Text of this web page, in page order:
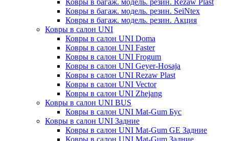
Ковры в багаж. модель. резин. Rezaw Plast
Ковры в багаж. модель. резин. SeiNtex
Ковры в багаж. модель. резин. Акция
Ковры в салон UNI
Ковры в салон UNI Doma
Ковры в салон UNI Faster
Ковры в салон UNI Frogum
Ковры в салон UNI Geyer-Hosaja
Ковры в салон UNI Rezaw Plast
Ковры в салон UNI Vector
Ковры в салон UNI Zhejang
Ковры в салон UNI BUS
Ковры в салон UNI Mat-Gum Бус
Ковры в салон UNI Задние
Ковры в салон UNI Mat-Gum GE Задние
Ковры в салон UNI Mat-Gum Задние